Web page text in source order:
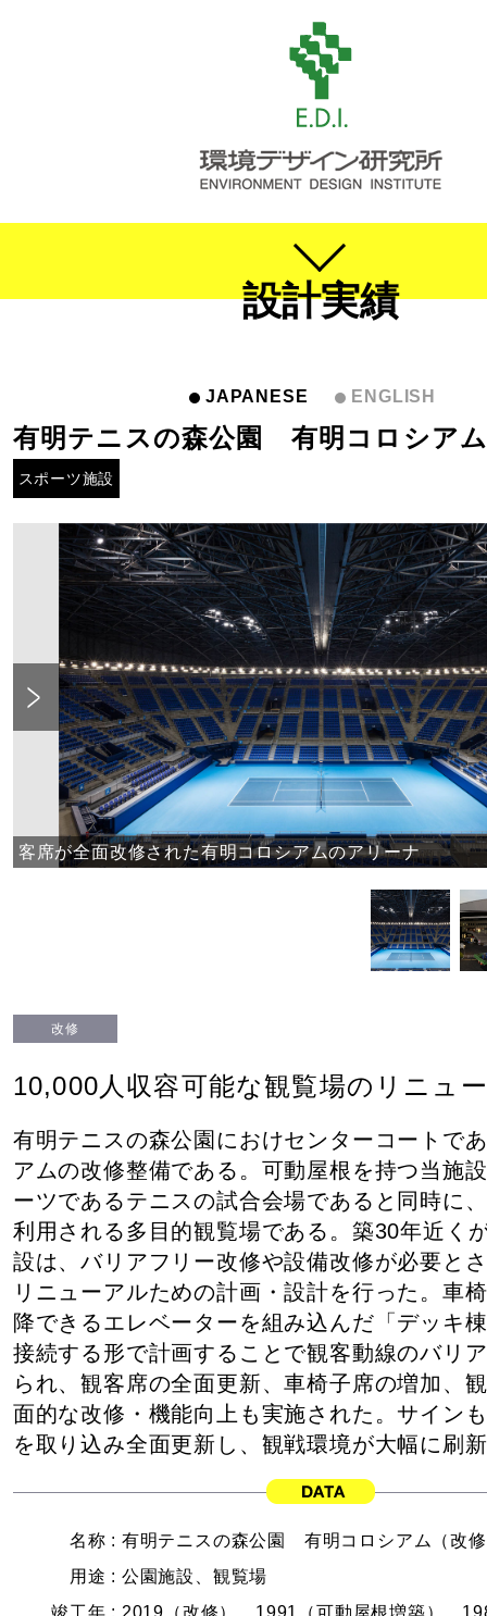
設計実績
JAPANESE ENGLISH
有明テニスの森公園 有明コロシア
スポーツ施設
客席が全面改修された有明コロシアムのアリーナ
Previous
改修
10,000人収容可能な観覧場のリニュ
有明テニスの森公園におけセンターコートで
アムの改修整備である。可動屋根を持つ当施
ーツであるテニスの試合会場であると同時に
利用される多目的観覧場である。築30年近く
設は、バリアフリー改修や設備改修が必要と
リニューアルための計画・設計を行った。車
降できるエレベーターを組み込んだ「デッキ
接続する形で計画することで観客動線のバリ
られ、観客席の全面更新、車椅子席の増加、
面的な改修・機能向上も実施された。サイン
を取り込み全面更新し、観戦環境が大幅に刷
名称 : 有明テニスの森公園 有明コロシアム（改
用途 : 公園施設、観覧場
竣工年 : 2019（改修）、1991（可動屋根増築）、